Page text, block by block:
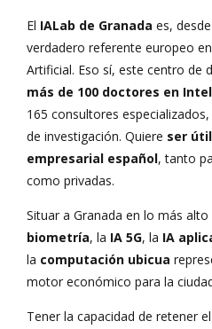
El IALab de Granada es,
verdadero referente europeo
Artificial. Eso sí, este centro de
más de 100 doctores en
165 consultores
de investigación. Quiere ser
empresarial español, tanto
como privadas.
Situar a Granada en lo más
biometría, la IA 5G, la IA
la computación ubicua
motor económico para la
Tener la capacidad de retener